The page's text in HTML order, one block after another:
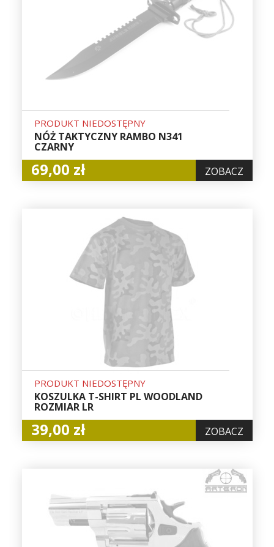
PRODUKT NIEDOSTĘPNY
NÓŻ TAKTYCZNY RAMBO N341
CZARNY
69,00 zł ZOBACZ
PRODUKT NIEDOSTĘPNY
KOSZULKA T-SHIRT PL WOODLAND
ROZMIAR LR
39,00 zł ZOBACZ